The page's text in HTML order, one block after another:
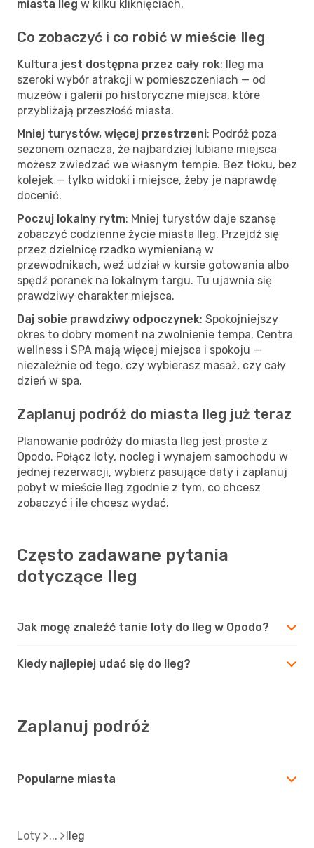
miasta Ileg w kilku kliknięciach.
Co zobaczyć i co robić w mieście Ileg
Kultura jest dostępna przez cały rok: Ileg ma
szeroki wybór atrakcji w pomieszczeniach — od
muzeów i galerii po historyczne miejsca, które
przybliżają przeszłość miasta.
Mniej turystów, więcej przestrzeni: Podróż poza
sezonem oznacza, że najbardziej lubiane miejsca
możesz zwiedzać we własnym tempie. Bez tłoku, bez
kolejek — tylko widoki i miejsce, żeby je naprawdę
docenić.
Poczuj lokalny rytm: Mniej turystów daje szansę
zobaczyć codzienne życie miasta Ileg. Przejdź się
przez dzielnicę rzadko wymienianą w
przewodnikach, weź udział w kursie gotowania albo
spędź poranek na lokalnym targu. Tu ujawnia się
prawdziwy charakter miejsca.
Daj sobie prawdziwy odpoczynek: Spokojniejszy
okres to dobry moment na zwolnienie tempa. Centra
wellness i SPA mają więcej miejsca i spokoju —
niezależnie od tego, czy wybierasz masaż, czy cały
dzień w spa.
Zaplanuj podróż do miasta Ileg już teraz
Planowanie podróży do miasta Ileg jest proste z
Opodo. Połącz loty, nocleg i wynajem samochodu w
jednej rezerwacji, wybierz pasujące daty i zaplanuj
pobyt w mieście Ileg zgodnie z tym, co chcesz
zobaczyć i ile chcesz wydać.
Często zadawane pytania
dotyczące Ileg
Jak mogę znaleźć tanie loty do Ileg w Opodo?
Kiedy najlepiej udać się do Ileg?
Zaplanuj podróż
Popularne miasta
Loty Ileg